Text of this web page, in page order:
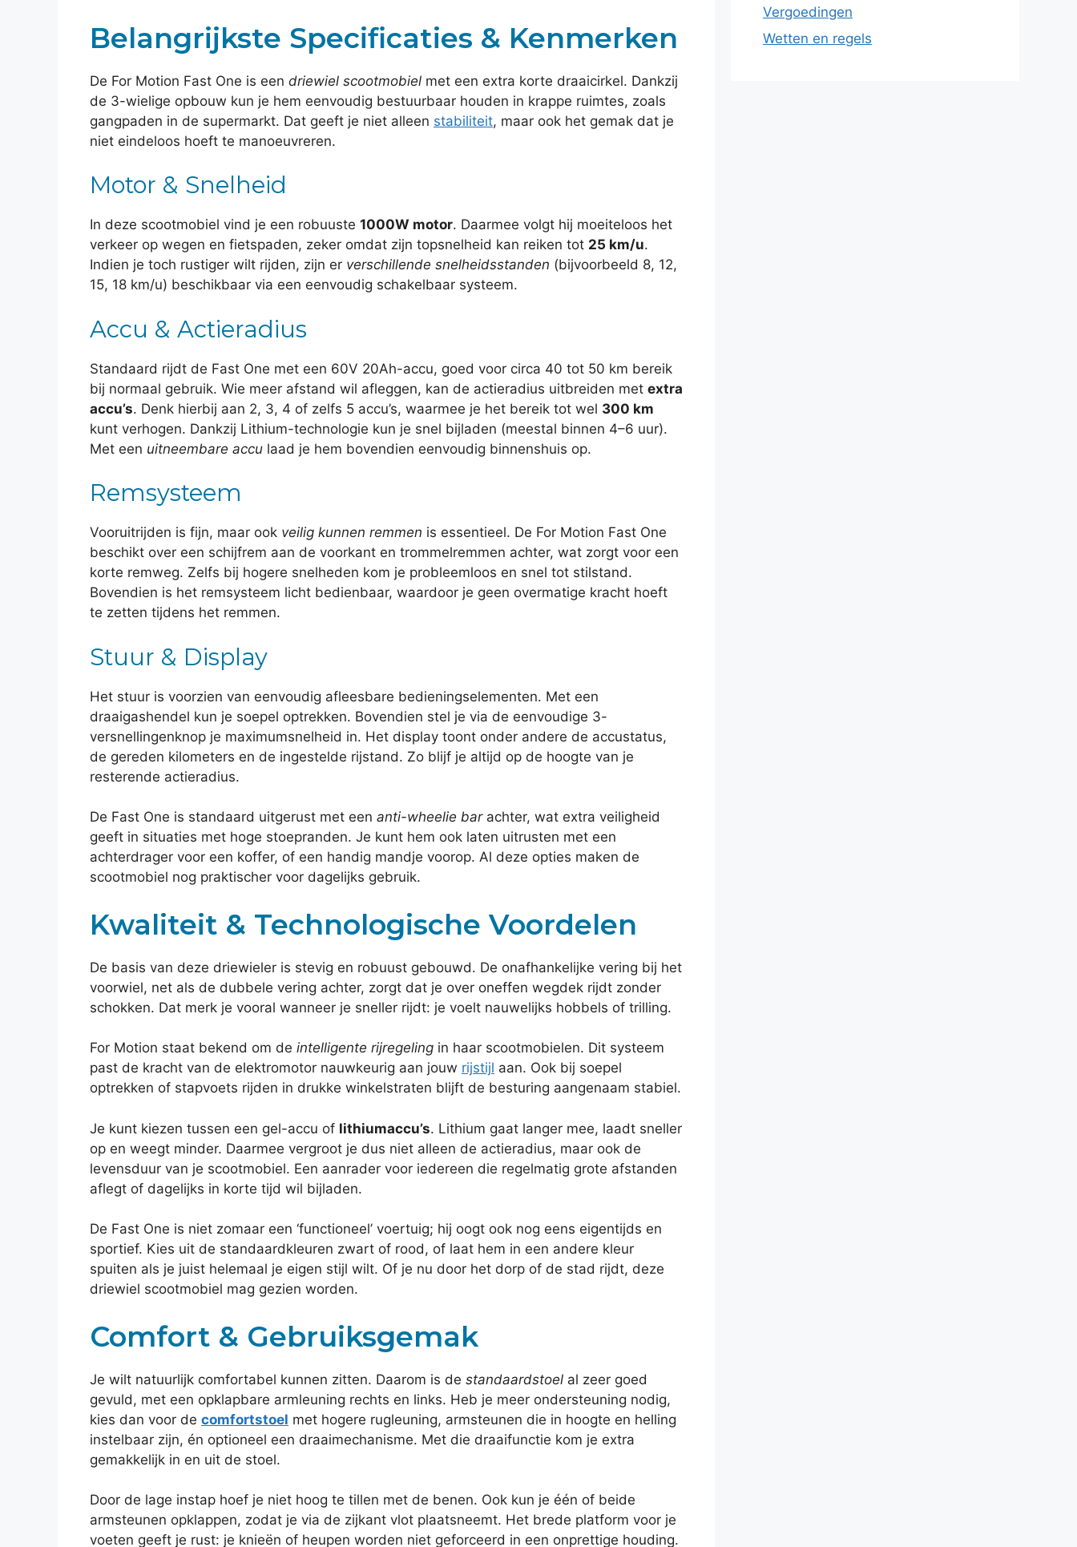
Belangrijkste Specificaties & Kenmerken
De For Motion Fast One is een driewiel scootmobiel met een extra korte draaicirkel. Dankzij
de 3-wielige opbouw kun je hem eenvoudig bestuurbaar houden in krappe ruimtes, zoals
gangpaden in de supermarkt. Dat geeft je niet alleen stabiliteit, maar ook het gemak dat je
niet eindeloos hoeft te manoeuvreren.
Motor & Snelheid
In deze scootmobiel vind je een robuuste 1000W motor. Daarmee volgt hij moeiteloos het
verkeer op wegen en fietspaden, zeker omdat zijn topsnelheid kan reiken tot 25 km/u.
Indien je toch rustiger wilt rijden, zijn er verschillende snelheidsstanden (bijvoorbeeld 8, 12,
15, 18 km/u) beschikbaar via een eenvoudig schakelbaar systeem.
Accu & Actieradius
Standaard rijdt de Fast One met een 60V 20Ah-accu, goed voor circa 40 tot 50 km bereik
bij normaal gebruik. Wie meer afstand wil afleggen, kan de actieradius uitbreiden met extra
accu’s. Denk hierbij aan 2, 3, 4 of zelfs 5 accu’s, waarmee je het bereik tot wel 300 km
kunt verhogen. Dankzij Lithium-technologie kun je snel bijladen (meestal binnen 4–6 uur).
Met een uitneembare accu laad je hem bovendien eenvoudig binnenshuis op.
Remsysteem
Vooruitrijden is fijn, maar ook veilig kunnen remmen is essentieel. De For Motion Fast One
beschikt over een schijfrem aan de voorkant en trommelremmen achter, wat zorgt voor een
korte remweg. Zelfs bij hogere snelheden kom je probleemloos en snel tot stilstand.
Bovendien is het remsysteem licht bedienbaar, waardoor je geen overmatige kracht hoeft
te zetten tijdens het remmen.
Stuur & Display
Het stuur is voorzien van eenvoudig afleesbare bedieningselementen. Met een
draaigashendel kun je soepel optrekken. Bovendien stel je via de eenvoudige 3-
versnellingenknop je maximumsnelheid in. Het display toont onder andere de accustatus,
de gereden kilometers en de ingestelde rijstand. Zo blijf je altijd op de hoogte van je
resterende actieradius.
De Fast One is standaard uitgerust met een anti-wheelie barachter, wat extra veiligheid
geeft in situaties met hoge stoepranden. Je kunt hem ook laten uitrusten met een
achterdrager voor een koffer, of een handig mandje voorop. Al deze opties maken de
scootmobiel nog praktischer voor dagelijks gebruik.
Kwaliteit & Technologische Voordelen
De basis van deze driewieler is stevig en robuust gebouwd. De onafhankelijke vering bij het
voorwiel, net als de dubbele vering achter, zorgt dat je over oneffen wegdek rijdt zonder
schokken. Dat merk je vooral wanneer je sneller rijdt: je voelt nauwelijks hobbels of trilling.
For Motion staat bekend om de intelligente rijregeling in haar scootmobielen. Dit systeem
past de kracht van de elektromotor nauwkeurig aan jouw rijstijl aan. Ook bij soepel
optrekken of stapvoets rijden in drukke winkelstraten blijft de besturing aangenaam stabiel.
Je kunt kiezen tussen een gel-accu of lithiumaccu’s. Lithium gaat langer mee, laadt sneller
op en weegt minder. Daarmee vergroot je dus niet alleen de actieradius, maar ook de
levensduur van je scootmobiel. Een aanrader voor iedereen die regelmatig grote afstanden
aflegt of dagelijks in korte tijd wil bijladen.
De Fast One is niet zomaar een ‘functioneel’ voertuig; hij oogt ook nog eens eigentijds en
sportief. Kies uit de standaardkleuren zwart of rood, of laat hem in een andere kleur
spuiten als je juist helemaal je eigen stijl wilt. Of je nu door het dorp of de stad rijdt, deze
driewiel scootmobiel mag gezien worden.
Comfort & Gebruiksgemak
Je wilt natuurlijk comfortabel kunnen zitten. Daarom is de standaardstoel al zeer goed
gevuld, met een opklapbare armleuning rechts en links. Heb je meer ondersteuning nodig,
kies dan voor de comfortstoel met hogere rugleuning, armsteunen die in hoogte en helling
instelbaar zijn, én optioneel een draaimechanisme. Met die draaifunctie kom je extra
gemakkelijk in en uit de stoel.
Door de lage instap hoef je niet hoog te tillen met de benen. Ook kun je één of beide
armsteunen opklappen, zodat je via de zijkant vlot plaatsneemt. Het brede platform voor je
voeten geeft je rust: je knieën of heupen worden niet geforceerd in een onprettige houding.
Vergoedingen
Wetten en regels